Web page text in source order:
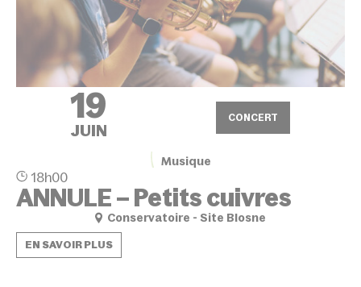
19
JUIN
CONCERT
Musique
18h00
ANNULE – Petits cuivres
Conservatoire - Site Blosne
EN SAVOIR PLUS